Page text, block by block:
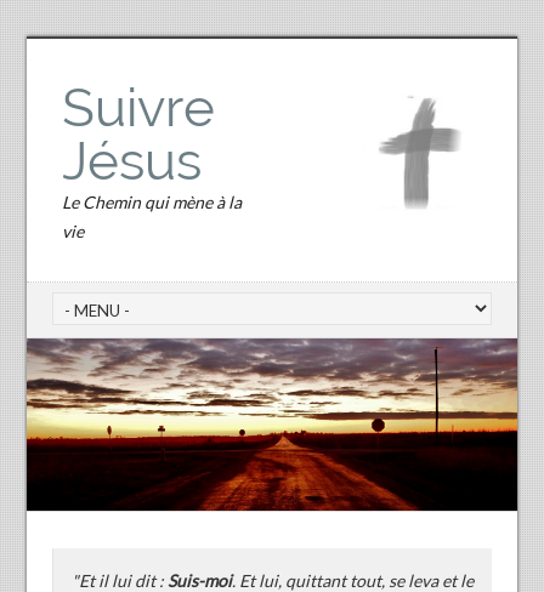
Suivre
Jésus
Le Chemin qui mène à la
vie
"Et il lui dit :Suis-moi. Et lui, quittant tout, se leva et le